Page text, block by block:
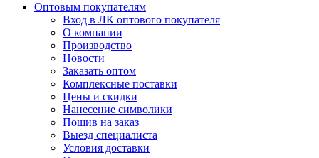
Оптовым покупателям
Вход в ЛК оптового покупателя
О компании
Производство
Новости
Заказать оптом
Комплексные поставки
Цены и скидки
Нанесение символики
Пошив на заказ
Выезд специалиста
Условия доставки